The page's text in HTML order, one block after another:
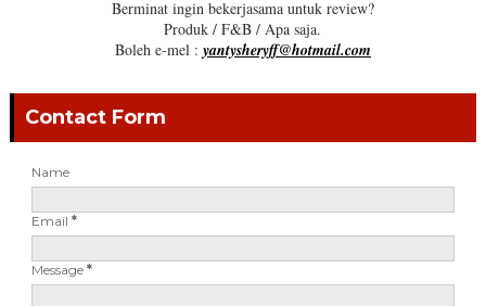
Berminat ingin bekerjasama untuk review?
Produk / F&B / Apa saja.
Boleh e-mel : yantysheryff@hotmail.com
Contact Form
Name
Email *
Message *